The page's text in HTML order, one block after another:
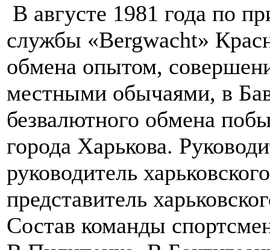
В августе 1981 года по
службы «Bergwacht»
обмена опытом,
местными обычаями, в
безвалютного обмена
города Харькова.
руководитель
представитель
Состав команды